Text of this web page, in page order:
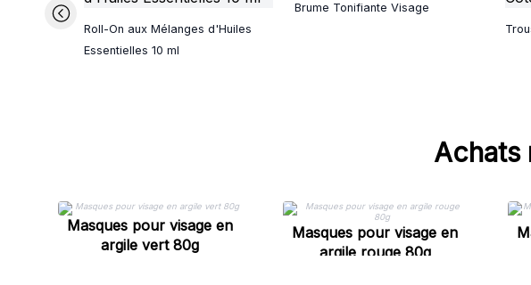
Roll-On aux Mélanges d'Huiles
Essentielles 10 ml
Brume Tonifiante Visage
Achats
Masques pour visage en
argile vert 80g
Masques pour visage en
argile rouge 80g